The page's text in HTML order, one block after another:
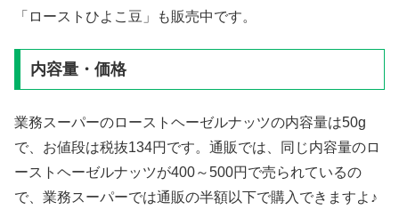
「ローストひよこ豆」も販売中です。
内容量・価格
業務スーパーのローストヘーゼルナッツの内容量は50g
で、お値段は税抜134円です。通販では、同じ内容量のロ
ーストヘーゼルナッツが400～500円で売られているの
で、業務スーパーでは通販の半額以下で購入できますよ♪